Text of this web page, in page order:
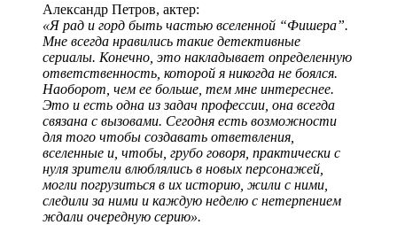
Александр Петров, актер:
«Я рад и горд быть частью вселенной “Фишера”.
Мне всегда нравились такие детективные
сериалы. Конечно, это накладывает определенную
ответственность, которой я никогда не боялся.
Наоборот, чем ее больше, тем мне интереснее.
Это и есть одна из задач профессии, она всегда
связана с вызовами. Сегодня есть возможности
для того чтобы создавать ответвления,
вселенные и, чтобы, грубо говоря, практически с
нуля зрители влюблялись в новых персонажей,
могли погрузиться в их историю, жили с ними,
следили за ними и каждую неделю с нетерпением
ждали очередную серию».